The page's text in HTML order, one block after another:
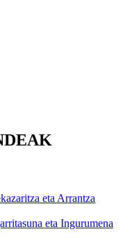
eta Arrantza
eta Ingurumena